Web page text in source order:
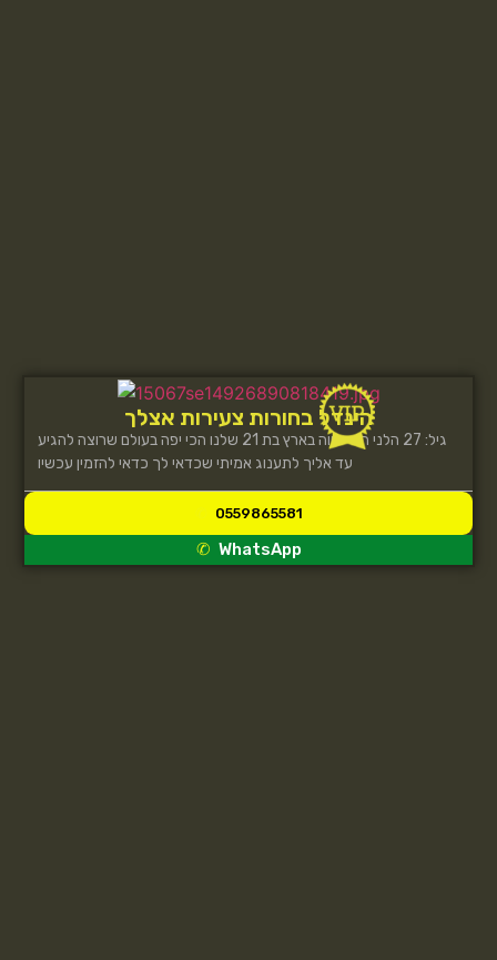
הינדל בחורות צעירות אצלך
גיל: 27 הלני הכי שווה בארץ בת 21 שלנו הכי יפה בעולם שרוצה להגיע
עד אליך לתענוג אמיתי שכדאי לך כדאי להזמין עכשיו
0559865581
WhatsApp